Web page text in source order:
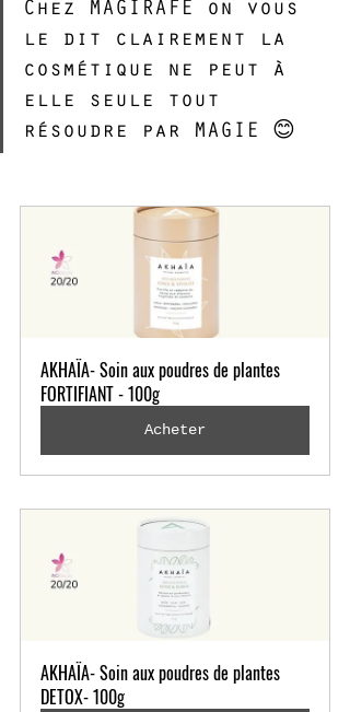
Chez MAGIRAFE on vous
le dit clairement la
cosmétique ne peut à
elle seule tout
résoudre par MAGIE 😊
AKHAÏA- Soin aux poudres de plantes
FORTIFIANT - 100g
Acheter
AKHAÏA- Soin aux poudres de plantes
DETOX- 100g